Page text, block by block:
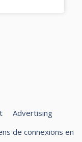
Advertising
de connexions en